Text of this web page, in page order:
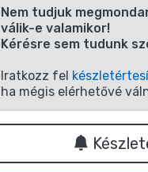
Nem tudjuk
válik-e valamikor!
Kérésre sem tudunk
Iratkozz fel
ha mégis elérhetővé